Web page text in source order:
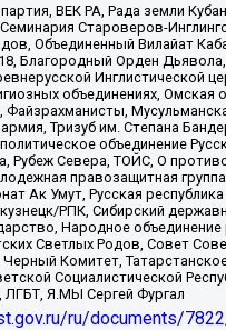
ВЕК РА, Рада земли
Староверов-
Объединенный Вилайат
Благородный Орден
Инглистической
объединениях, Омская
Тризуб им. Степана
объединение
Рубеж Севера, ТОЙС, О
правозащитная
Ак Умут, Русская
РПК, Сибирский
Народное
Светлых Родов, Совет
Черный Комитет,
Социалистической
ЛГБТ, Я.МЫ Сергей Фургал
ru/documents/